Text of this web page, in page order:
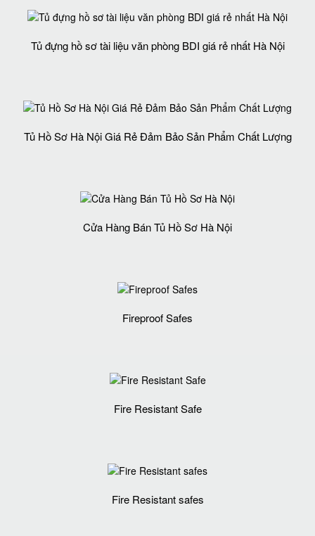
Tủ đựng hồ sơ tài liệu văn phòng BDI giá rẻ nhất Hà Nội
Tủ Hồ Sơ Hà Nội Giá Rẻ Đảm Bảo Sản Phẩm Chất Lượng‎
Cửa Hàng Bán Tủ Hồ Sơ Hà Nội
Fireproof Safes
Fire Resistant Safe
Fire Resistant safes